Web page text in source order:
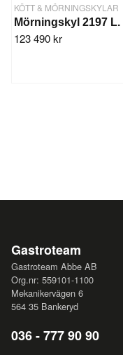
KÖTT & MÖRNINGSKYLAR
123 490 kr
Gastroteam
Gastroteam Abbe AB
Org.nr: 559101-1100
Mekanikervägen 6
564 35 Bankeryd
036 - 777 90 90